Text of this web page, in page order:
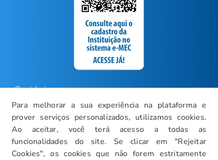
Para melhorar a sua experiência na plataforma e
prover serviços personalizados, utilizamos cookies.
Ao aceitar, você terá acesso a todas as
funcionalidades do site. Se clicar em "Rejeitar
Cookies", os cookies que não forem estritamente
Ouvidoria
Carreiras
Intranet
Política de Privacidade